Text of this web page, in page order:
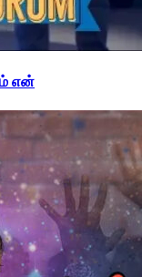
என்